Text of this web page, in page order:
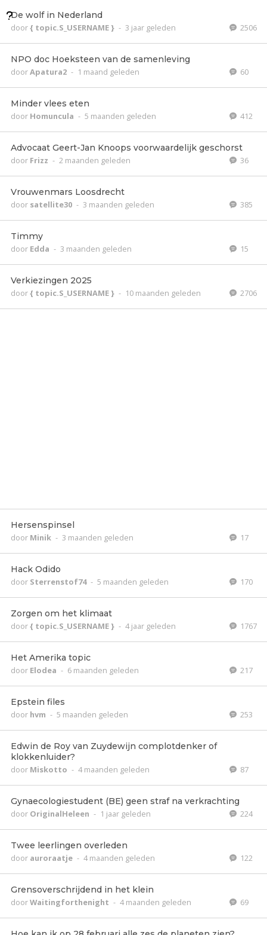
De wolf in Nederland
door{ topic.S_USERNAME } - 3 jaar geleden 2506
NPO doc Hoeksteen van de samenleving
doorApatura2 - 1 maand geleden 60
Minder vlees eten
door Homuncula - 5 maanden geleden 412
Advocaat Geert-Jan Knoops voorwaardelijk geschorst
door Frizz - 2 maanden geleden 36
Vrouwenmars Loosdrecht
door satellite30 - 3 maanden geleden 385
Timmy
door Edda - 3 maanden geleden 15
Verkiezingen 2025
door{ topic.S_USERNAME } - 10 maanden geleden 2706
Hersenspinsel
door Minik - 3 maanden geleden 17
Hack Odido
door Sterrenstof74 - 5 maanden geleden 170
Zorgen om het klimaat
door{ topic.S_USERNAME } - 4 jaar geleden 1767
Het Amerika topic
door Elodea - 6 maanden geleden 217
Epstein files
door hvm - 5 maanden geleden 253
Edwin de Roy van Zuydewijn complotdenker of
klokkenluider?
door Miskotto - 4 maanden geleden 87
Gynaecologiestudent (BE) geen straf na verkrachting
door OriginalHeleen - 1 jaar geleden 224
Twee leerlingen overleden
door auroraatje - 4 maanden geleden 122
Grensoverschrijdend in het klein
doorWaitingforthenight - 4 maanden geleden 69